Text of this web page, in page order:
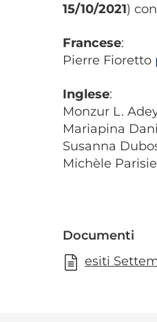
15/10/2021)
Francese:
Pierre Fioretto
Inglese:
Monzur L.
Mariapina
Susanna
Michèle
Documenti
esiti